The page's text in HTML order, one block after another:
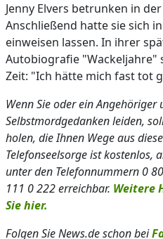
Jenny Elvers betrunken in
Anschließend hatte sie sich
einweisen lassen. In ihrer
Autobiografie "Wackeljahre"
Zeit: "Ich hätte mich fast tot
Wenn Sie oder ein
Selbstmordgedanken leiden,
holen, die Ihnen Wege aus
Telefonseelsorge ist kostenlos,
unter den Telefonnummern 0
111 0 222 erreichbar. Weitere
Sie hier.
Folgen Sie News.de schon bei